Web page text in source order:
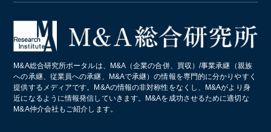
M&A総合研究所ポータルは、M&A（企業の合併、買収）/事業承継（親族
への承継、従業員への承継、M&Aで承継）の情報を専門的に分かりやすく
提供するメディアです。M&Aの情報の非対称性をなくし、M&Aがより身
近になるように情報発信していきます。M&Aを成功させるために適切な
M&A仲介会社もご紹介します。